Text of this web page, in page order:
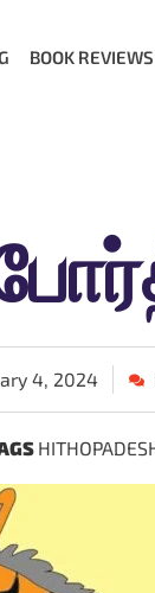
BOOK REVIEWS
4, 2024